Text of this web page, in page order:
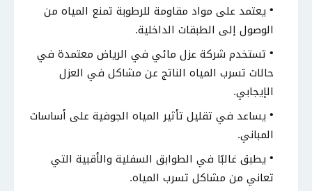
يعتمد على مواد مقاومة للرطوبة تمنع المياه من
الوصول إلى الطبقات الداخلية.
تستخدم شركة عزل مائي في الرياض معتمدة في
حالات تسرب المياه الناتج عن مشاكل في العزل
الإيجابي.
يساعد في تقليل تأثير المياه الجوفية على أساسات
المباني.
يطبق غالبًا في الطوابق السفلية والأقبية التي
تعاني من مشاكل تسرب المياه.